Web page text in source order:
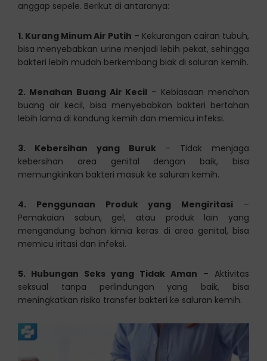
anggap sepele. Berikut di antaranya:
1. Kurang Minum Air Putih – Kekurangan cairan tubuh,
bisa menyebabkan urine menjadi lebih pekat, sehingga
bakteri lebih mudah berkembang biak di saluran kemih.
2. Menahan Buang Air Kecil – Kebiasaan menahan
buang air kecil, bisa menyebabkan bakteri bertahan
lebih lama di kandung kemih dan memicu infeksi.
3. Kebersihan yang Buruk – Tidak menjaga
kebersihan area genital dengan baik, bisa
memungkinkan bakteri masuk ke saluran kemih.
4. Penggunaan Produk yang Mengiritasi –
Pemakaian sabun, gel, atau produk lain yang
mengandung bahan kimia keras di area genital, bisa
memicu iritasi dan infeksi.
5. Hubungan Seks yang Tidak Aman – Aktivitas
seksual tanpa perlindungan yang baik, bisa
meningkatkan risiko transfer bakteri ke saluran kemih.